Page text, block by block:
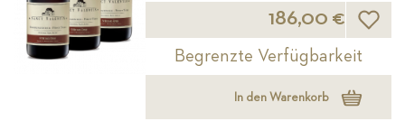
186,00 €
Begrenzte Verfügbarkeit
In den Warenkorb